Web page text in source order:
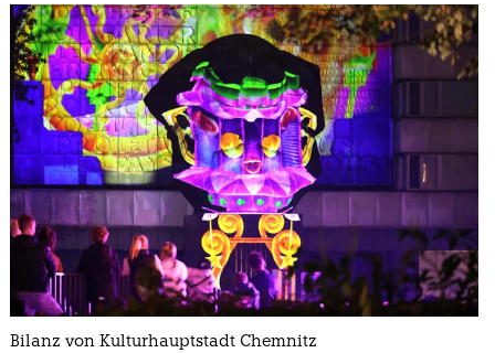
Bilanz von Kulturhauptstadt Chemnitz